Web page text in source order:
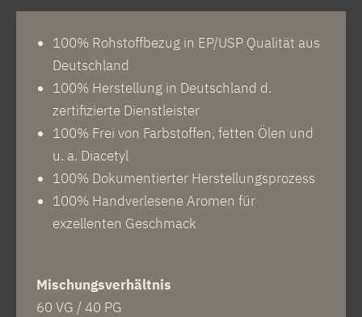
100% Rohstoffbezug in EP/USP Qualität aus
Deutschland
100% Herstellung in Deutschland d.
zertifizierte Dienstleister
100% Frei von Farbstoffen, fetten Ölen und
u. a. Diacetyl
100% Dokumentierter Herstellungsprozess
100% Handverlesene Aromen für
exzellenten Geschmack
Mischungsverhältnis
60 VG / 40 PG